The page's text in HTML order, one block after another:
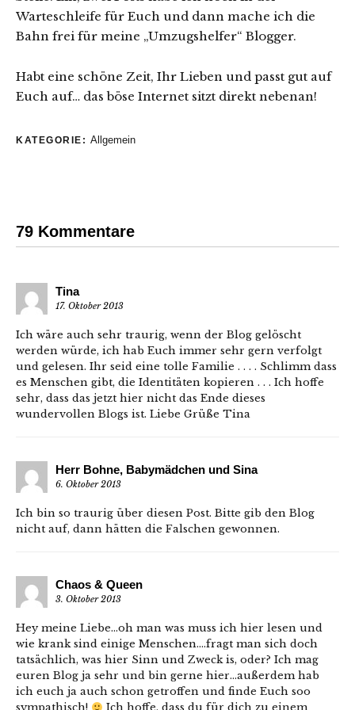
Warteschleife für Euch und dann mache ich die
Bahn frei für meine „Umzugshelfer“ Blogger.
Habt eine schöne Zeit, Ihr Lieben und passt gut auf
Euch auf… das böse Internet sitzt direkt nebenan!
KATEGORIE: Allgemein
79 Kommentare
Tina
17. Oktober 2013
Ich wäre auch sehr traurig, wenn der Blog gelöscht
werden würde, ich hab Euch immer sehr gern verfolgt
und gelesen. Ihr seid eine tolle Familie . . . . Schlimm dass
es Menschen gibt, die Identitäten kopieren . . . Ich hoffe
sehr, dass das jetzt hier nicht das Ende dieses
wundervollen Blogs ist. Liebe Grüße Tina
Herr Bohne, Babymädchen und Sina
6. Oktober 2013
Ich bin so traurig über diesen Post. Bitte gib den Blog
nicht auf, dann hätten die Falschen gewonnen.
Chaos & Queen
3. Oktober 2013
Hey meine Liebe…oh man was muss ich hier lesen und
wie krank sind einige Menschen….fragt man sich doch
tatsächlich, was hier Sinn und Zweck is, oder? Ich mag
euren Blog ja sehr und bin gerne hier…außerdem hab
ich euch ja auch schon getroffen und finde Euch soo